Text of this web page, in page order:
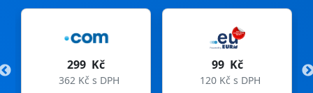
99 Kč
120 Kč s DPH
275 Kč
333 Kč s DPH